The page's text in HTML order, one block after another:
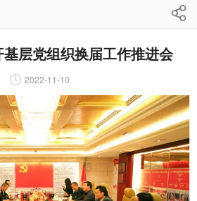
层党组织换届工作推进会
2022-11-10